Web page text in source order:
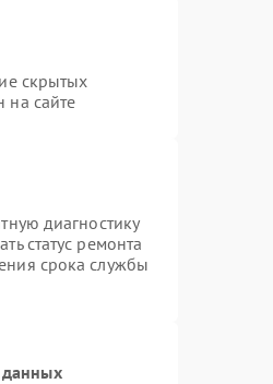
скрытых
на сайте
диагностику
статус ремонта
срока службы